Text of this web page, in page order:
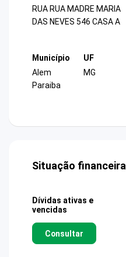
RUA RUA MADRE MARIA
DAS NEVES 546 CASA A
Município
Alem
Paraiba
UF
MG
Situação financeira
Dívidas ativas e
vencidas
Consultar